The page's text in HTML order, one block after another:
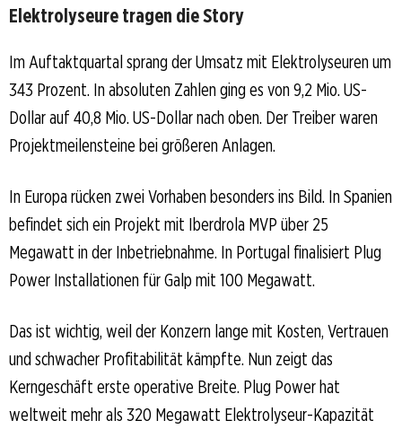
Elektrolyseure tragen die Story
Im Auftaktquartal sprang der Umsatz mit Elektrolyseuren um
343 Prozent. In absoluten Zahlen ging es von 9,2 Mio. US-
Dollar auf 40,8 Mio. US-Dollar nach oben. Der Treiber waren
Projektmeilensteine bei größeren Anlagen.
In Europa rücken zwei Vorhaben besonders ins Bild. In Spanien
befindet sich ein Projekt mit Iberdrola MVP über 25
Megawatt in der Inbetriebnahme. In Portugal finalisiert Plug
Power Installationen für Galp mit 100 Megawatt.
Das ist wichtig, weil der Konzern lange mit Kosten, Vertrauen
und schwacher Profitabilität kämpfte. Nun zeigt das
Kerngeschäft erste operative Breite. Plug Power hat
weltweit mehr als 320 Megawatt Elektrolyseur-Kapazität